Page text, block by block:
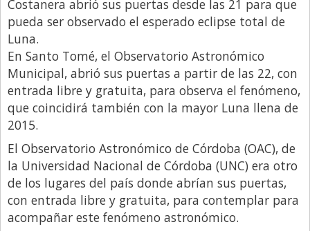
Libro de Quejas
Medios
Millonarios
Minuto Lanzamiento
Negocios
Opinion
País
Política
Publicidad y Marketing
Costanera abrió sus puertas desde las 21 para que
pueda ser observado el esperado eclipse total de
Luna.
En Santo Tomé, el Observatorio Astronómico
Municipal, abrió sus puertas a partir de las 22, con
entrada libre y gratuita, para observa el fenómeno,
que coincidirá también con la mayor Luna llena de
2015.
El Observatorio Astronómico de Córdoba (OAC), de
la Universidad Nacional de Córdoba (UNC) era otro
de los lugares del país donde abrían sus puertas,
con entrada libre y gratuita, para contemplar para
acompañar este fenómeno astronómico.